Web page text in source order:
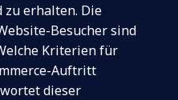
zu erhalten. Die
Besucher sind
Kriterien für
Auftritt
dieser